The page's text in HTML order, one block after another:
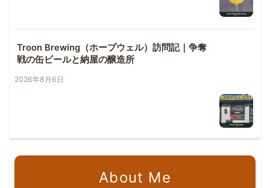
Troon Brewing（ホープウェル）訪問記｜争奪
戦の缶ビールと納屋の醸造所
2026年8月6日
About Me